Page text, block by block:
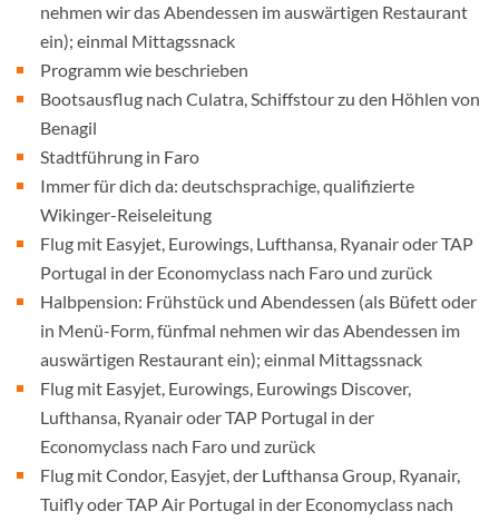
nehmen wir das Abendessen im auswärtigen Restaurant
ein); einmal Mittagssnack
Programm wie beschrieben
Bootsausflug nach Culatra, Schiffstour zu den Höhlen von
Benagil
Stadtführung in Faro
Immer für dich da: deutschsprachige, qualifizierte
Wikinger-Reiseleitung
Flug mit Easyjet, Eurowings, Lufthansa, Ryanair oder TAP
Portugal in der Economyclass nach Faro und zurück
Halbpension: Frühstück und Abendessen (als Büfett oder
in Menü-Form, fünfmal nehmen wir das Abendessen im
auswärtigen Restaurant ein); einmal Mittagssnack
Flug mit Easyjet, Eurowings, Eurowings Discover,
Lufthansa, Ryanair oder TAP Portugal in der
Economyclass nach Faro und zurück
Flug mit Condor, Easyjet, der Lufthansa Group, Ryanair,
Tuifly oder TAP Air Portugal in der Economyclass nach